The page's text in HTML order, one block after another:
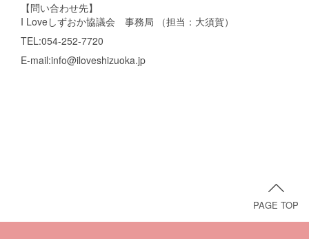
【問い合わせ先】
I Loveしずおか協議会 事務局 （担当：大須賀）
TEL:054-252-7720
E-mail:info@iloveshizuoka.jp
PAGE TOP